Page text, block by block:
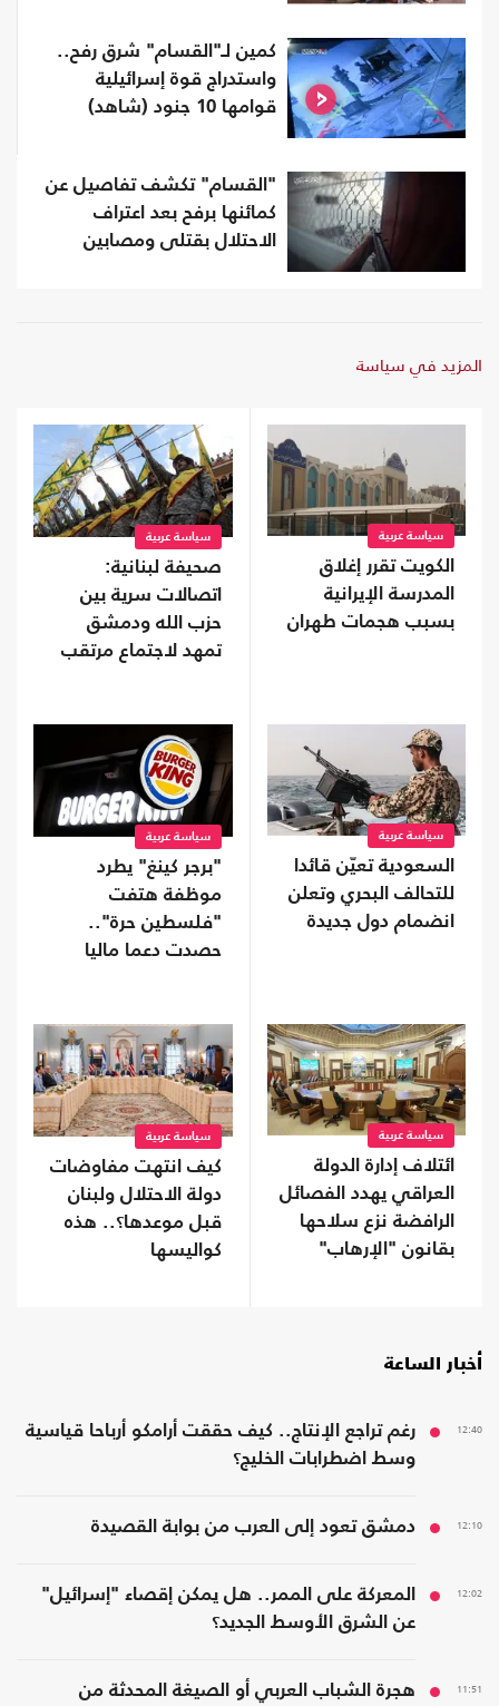
كمين لـ"القسام" شرق رفح..
واستدراج قوة إسرائيلية
قوامها 10 جنود (شاهد)
"القسام" تكشف تفاصيل عن
كمائنها برفح بعد اعتراف
الاحتلال بقتلى ومصابين
المزيد في سياسة
سياسة عربية
الكويت تقرر إغلاق
المدرسة الإيرانية
بسبب هجمات طهران
سياسة عربية
صحيفة لبنانية:
اتصالات سرية بين
حزب الله ودمشق
تمهد لاجتماع مرتقب
سياسة عربية
السعودية تعيّن قائدا
للتحالف البحري وتعلن
انضمام دول جديدة
سياسة عربية
"برجر كينغ" يطرد
موظفة هتفت
"فلسطين حرة"..
حصدت دعما ماليا
سياسة عربية
ائتلاف إدارة الدولة
العراقي يهدد الفصائل
الرافضة نزع سلاحها
بقانون "الإرهاب"
سياسة عربية
كيف انتهت مفاوضات
دولة الاحتلال ولبنان
قبل موعدها؟.. هذه
كواليسها
أخبار الساعة
12:40
رغم تراجع الإنتاج.. كيف حققت أرامكو أرباحا قياسية
وسط اضطرابات الخليج؟
12:10 دمشق تعود إلى العرب من بوابة القصيدة
12:02
المعركة على الممر.. هل يمكن إقصاء "إسرائيل"
عن الشرق الأوسط الجديد؟
11:51 هجرة الشباب العربي أو الصيغة المحدثة من